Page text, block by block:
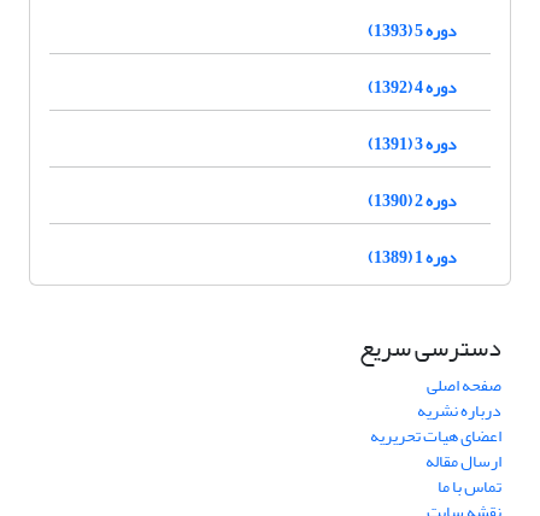
دوره 5 (1393)
دوره 4 (1392)
دوره 3 (1391)
دوره 2 (1390)
دوره 1 (1389)
دسترسی سریع
صفحه اصلی
درباره نشریه
اعضای هیات تحریریه
ارسال مقاله
تماس با ما